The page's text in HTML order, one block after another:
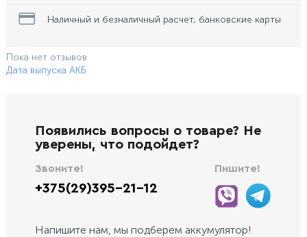
Наличный и безналичный расчет, банковские карты
Пока нет отзывов
Дата выпуска АКБ
Появились вопросы о товаре? Не
уверены, что подойдет?
Звоните!
+375(29)395-21-12
Пишите!
Напишите нам, мы подберем аккумулятор!